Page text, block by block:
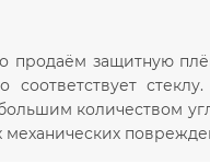
продаём защитную
соответствует
количеством
механических